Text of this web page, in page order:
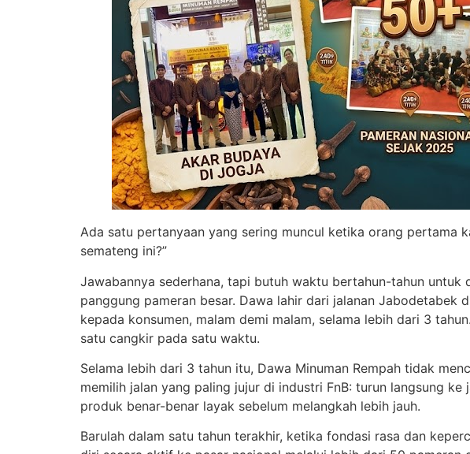
Ada satu pertanyaan yang sering muncul ketika orang pertama
semateng ini?”
Jawabannya sederhana, tapi butuh waktu bertahun-tahun
panggung pameran besar. Dawa lahir dari jalanan
kepada konsumen, malam demi malam, selama lebih dari 3
satu cangkir pada satu waktu.
Selama lebih dari 3 tahun itu, Dawa Minuman Rempah tidak
memilih jalan yang paling jujur di industri FnB: turun langsung
produk benar-benar layak sebelum melangkah lebih jauh.
Barulah dalam satu tahun terakhir, ketika fondasi rasa dan